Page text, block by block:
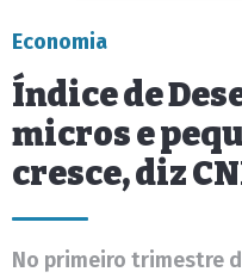
Economia
Índice de
micros e
cresce, diz
No primeiro trimestre